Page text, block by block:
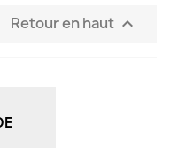
Retour en haut 